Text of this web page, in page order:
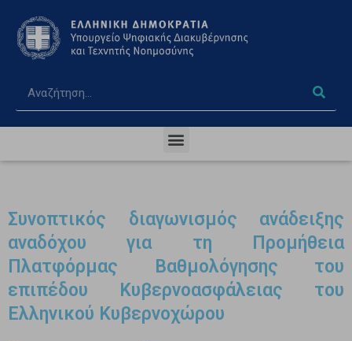
Συνοπτικός διαγωνισμός ανάδειξης
αναδόχου για τη Προμήθεια
Πλατφόρμας Βαθμολόγησης του
επιπέδου Κυβερνοασφάλειας του
Ελληνικού Κυβερνοχώρου